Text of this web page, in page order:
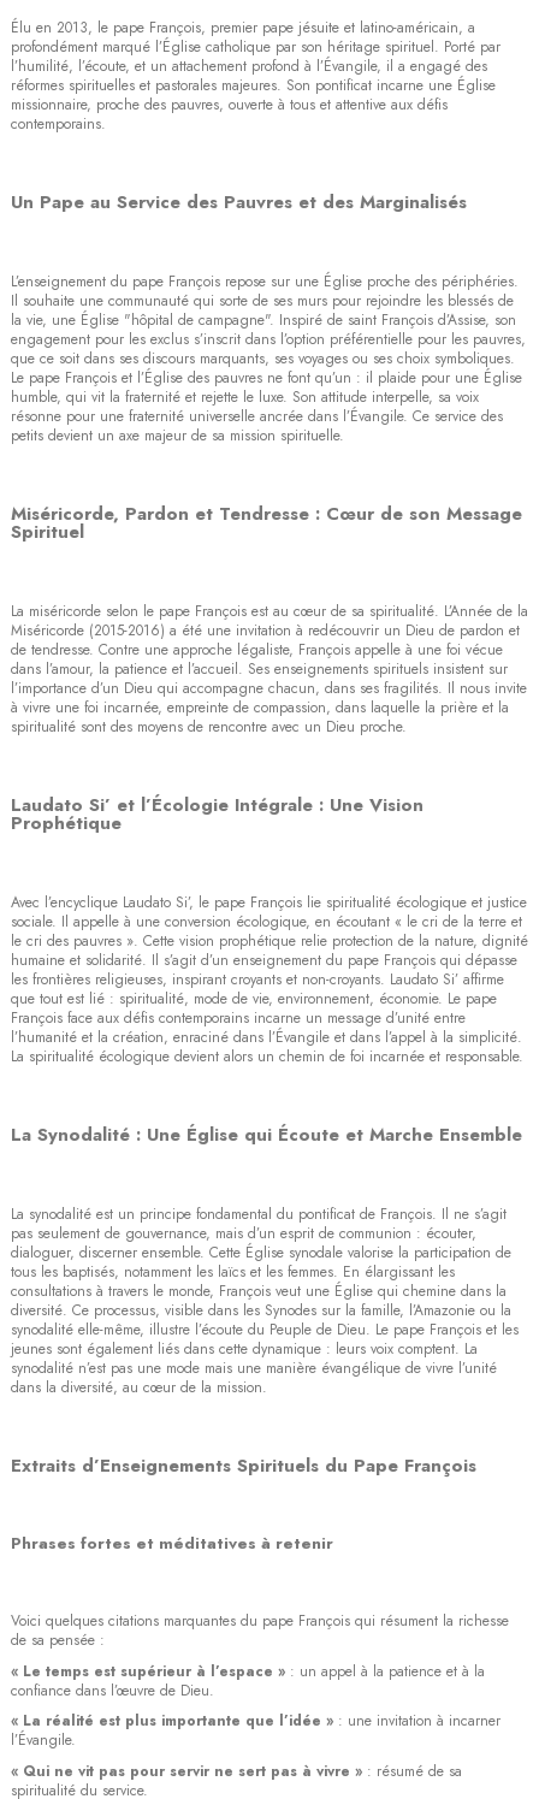
Élu en 2013, le pape François, premier pape jésuite et latino-américain, a
profondément marqué l’Église catholique par son héritage spirituel. Porté par
l’humilité, l’écoute, et un attachement profond à l’Évangile, il a engagé des
réformes spirituelles et pastorales majeures. Son pontificat incarne une Église
missionnaire, proche des pauvres, ouverte à tous et attentive aux défis
contemporains.
Un Pape au Service des Pauvres et des Marginalisés
L’enseignement du pape François repose sur une Église proche des périphéries.
Il souhaite une communauté qui sorte de ses murs pour rejoindre les blessés de
la vie, une Église "hôpital de campagne". Inspiré de saint François d’Assise, son
engagement pour les exclus s’inscrit dans l’option préférentielle pour les pauvres,
que ce soit dans ses discours marquants, ses voyages ou ses choix symboliques.
Le pape François et l’Église des pauvres ne font qu’un : il plaide pour une Église
humble, qui vit la fraternité et rejette le luxe. Son attitude interpelle, sa voix
résonne pour une fraternité universelle ancrée dans l’Évangile. Ce service des
petits devient un axe majeur de sa mission spirituelle.
Miséricorde, Pardon et Tendresse : Cœur de son Message
Spirituel
La miséricorde selon le pape François est au cœur de sa spiritualité. L’Année de la
Miséricorde (2015-2016) a été une invitation à redécouvrir un Dieu de pardon et
de tendresse. Contre une approche légaliste, François appelle à une foi vécue
dans l’amour, la patience et l’accueil. Ses enseignements spirituels insistent sur
l’importance d’un Dieu qui accompagne chacun, dans ses fragilités. Il nous invite
à vivre une foi incarnée, empreinte de compassion, dans laquelle la prière et la
spiritualité sont des moyens de rencontre avec un Dieu proche.
Laudato Si’ et l’Écologie Intégrale : Une Vision
Prophétique
Avec l’encyclique Laudato Si’, le pape François lie spiritualité écologique et justice
sociale. Il appelle à une conversion écologique, en écoutant « le cri de la terre et
le cri des pauvres ». Cette vision prophétique relie protection de la nature, dignité
humaine et solidarité. Il s’agit d’un enseignement du pape François qui dépasse
les frontières religieuses, inspirant croyants et non-croyants. Laudato Si’ affirme
que tout est lié : spiritualité, mode de vie, environnement, économie. Le pape
François face aux défis contemporains incarne un message d’unité entre
l’humanité et la création, enraciné dans l’Évangile et dans l’appel à la simplicité.
La spiritualité écologique devient alors un chemin de foi incarnée et responsable.
La Synodalité : Une Église qui Écoute et Marche Ensemble
La synodalité est un principe fondamental du pontificat de François. Il ne s’agit
pas seulement de gouvernance, mais d’un esprit de communion : écouter,
dialoguer, discerner ensemble. Cette Église synodale valorise la participation de
tous les baptisés, notamment les laïcs et les femmes. En élargissant les
consultations à travers le monde, François veut une Église qui chemine dans la
diversité. Ce processus, visible dans les Synodes sur la famille, l’Amazonie ou la
synodalité elle-même, illustre l’écoute du Peuple de Dieu. Le pape François et les
jeunes sont également liés dans cette dynamique : leurs voix comptent. La
synodalité n’est pas une mode mais une manière évangélique de vivre l’unité
dans la diversité, au cœur de la mission.
Extraits d’Enseignements Spirituels du Pape François
Phrases fortes et méditatives à retenir
Voici quelques citations marquantes du pape François qui résument la richesse
de sa pensée :
« Le temps est supérieur à l’espace » : un appel à la patience et à la
confiance dans l’œuvre de Dieu.
« La réalité est plus importante que l’idée » : une invitation à incarner
l’Évangile.
« Qui ne vit pas pour servir ne sert pas à vivre » : résumé de sa
spiritualité du service.